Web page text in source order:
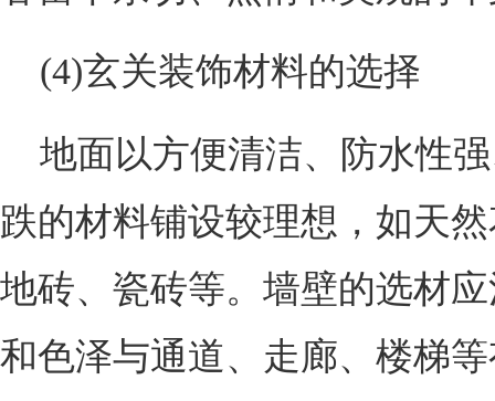
(4)玄关装饰材料的选择
地面以方便清洁、防水性
跌的材料铺设较理想，如天
地砖、瓷砖等。墙壁的选材
和色泽与通道、走廊、楼梯